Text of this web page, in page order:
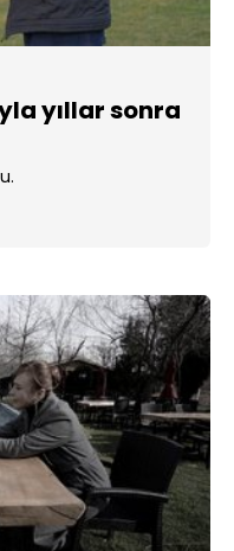
yıllar sonra